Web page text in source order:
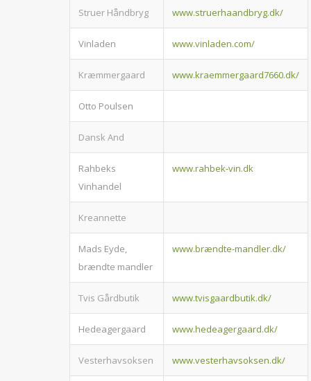
Struer Håndbryg www.struerhaandbryg.dk/
Vinladen www.vinladen.com/
Kræmmergaard www.kraemmergaard7660.dk/
Otto Poulsen
Dansk And
Rahbeks
Vinhandel
www.rahbek-vin.dk
Kreannette
Mads Eyde,
brændte mandler
www.brændte-mandler.dk/
Tvis Gårdbutik www.tvisgaardbutik.dk/
Hedeagergaard www.hedeagergaard.dk/
Vesterhavsoksen www.vesterhavsoksen.dk/